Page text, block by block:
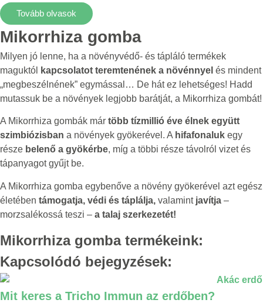
Tovább olvasok
Mikorrhiza gomba
Milyen jó lenne, ha a növényvédő- és tápláló termékek
maguktól
kapcsolatot teremtenének a növénnyel és mindent
„megbeszélnének” egymással… De hát ez lehetséges! Hadd
mutassuk be a növények legjobb barátját, a Mikorrhiza gombát!
A Mikorrhiza gombák már több tízmillió éve élnek együtt
szimbiózisban a növények gyökerével. A hifafonaluk egy
része belenő a gyökérbe, míg a többi része távolról vizet és
tápanyagot gyűjt be.
A Mikorrhiza gomba egybenőve a növény gyökerével azt egész
életében támogatja, védi és táplálja, valamint javítja –
morzsalékossá teszi – a talaj szerkezetét!
Mikorrhiza gomba termékeink:
Kapcsolódó bejegyzések:
Mit keres a Tricho Immun az erdőben?